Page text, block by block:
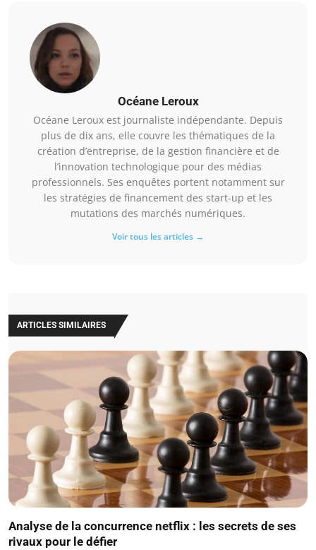
Océane Leroux
Océane Leroux est journaliste indépendante. Depuis
plus de dix ans, elle couvre les thématiques de la
création d’entreprise, de la gestion financière et de
l’innovation technologique pour des médias
professionnels. Ses enquêtes portent notamment sur
les stratégies de financement des start-up et les
mutations des marchés numériques.
Voir tous les articles →
ARTICLES SIMILAIRES
Analyse de la concurrence netflix : les secrets de ses
rivaux pour le défier